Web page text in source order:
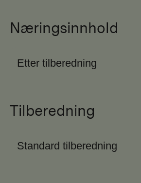
Næringsinnhold
Etter tilberedning
Tilberedning
Standard tilberedning